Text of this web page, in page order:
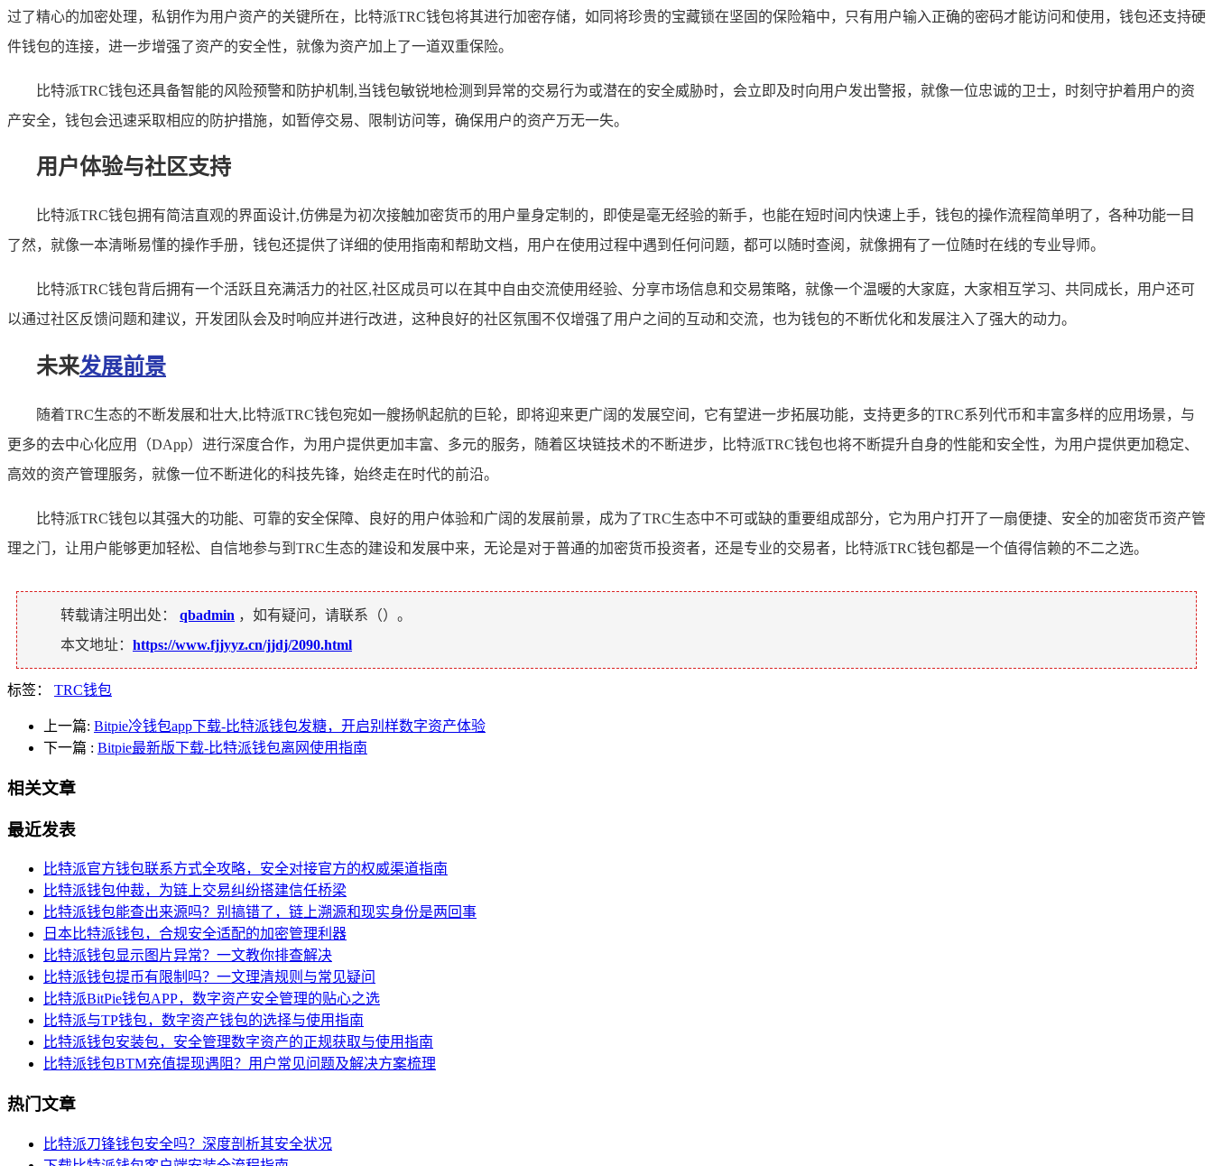
过了精心的加密处理，私钥作为用户资产的关键所在，比特派TRC钱包将其进行加密存储，如同将珍贵的宝藏锁在坚固的保险箱中，只有用户输入正确的密码才能访问和使用，钱包还支持硬
件钱包的连接，进一步增强了资产的安全性，就像为资产加上了一道双重保险。
比特派TRC钱包还具备智能的风险预警和防护机制,当钱包敏锐地检测到异常的交易行为或潜在的安全威胁时，会立即及时向用户发出警报，就像一位忠诚的卫士，时刻守护着用户的资
产安全，钱包会迅速采取相应的防护措施，如暂停交易、限制访问等，确保用户的资产万无一失。
用户体验与社区支持
比特派TRC钱包拥有简洁直观的界面设计,仿佛是为初次接触加密货币的用户量身定制的，即使是毫无经验的新手，也能在短时间内快速上手，钱包的操作流程简单明了，各种功能一目
了然，就像一本清晰易懂的操作手册，钱包还提供了详细的使用指南和帮助文档，用户在使用过程中遇到任何问题，都可以随时查阅，就像拥有了一位随时在线的专业导师。
比特派TRC钱包背后拥有一个活跃且充满活力的社区,社区成员可以在其中自由交流使用经验、分享市场信息和交易策略，就像一个温暖的大家庭，大家相互学习、共同成长，用户还可
以通过社区反馈问题和建议，开发团队会及时响应并进行改进，这种良好的社区氛围不仅增强了用户之间的互动和交流，也为钱包的不断优化和发展注入了强大的动力。
未来发展前景
随着TRC生态的不断发展和壮大,比特派TRC钱包宛如一艘扬帆起航的巨轮，即将迎来更广阔的发展空间，它有望进一步拓展功能，支持更多的TRC系列代币和丰富多样的应用场景，与
更多的去中心化应用（DApp）进行深度合作，为用户提供更加丰富、多元的服务，随着区块链技术的不断进步，比特派TRC钱包也将不断提升自身的性能和安全性，为用户提供更加稳定、
高效的资产管理服务，就像一位不断进化的科技先锋，始终走在时代的前沿。
比特派TRC钱包以其强大的功能、可靠的安全保障、良好的用户体验和广阔的发展前景，成为了TRC生态中不可或缺的重要组成部分，它为用户打开了一扇便捷、安全的加密货币资产管
理之门，让用户能够更加轻松、自信地参与到TRC生态的建设和发展中来，无论是对于普通的加密货币投资者，还是专业的交易者，比特派TRC钱包都是一个值得信赖的不二之选。
转载请注明出处： qbadmin ，如有疑问，请联系（）。
本文地址： https://www.fjjyyz.cn/jjdj/2090.html
标签： TRC钱包
上一篇: Bitpie冷钱包app下载-比特派钱包发糖，开启别样数字资产体验
下一篇 : Bitpie最新版下载-比特派钱包离网使用指南
相关文章
最近发表
比特派官方钱包联系方式全攻略，安全对接官方的权威渠道指南
比特派钱包仲裁，为链上交易纠纷搭建信任桥梁
比特派钱包能查出来源吗？别搞错了，链上溯源和现实身份是两回事
日本比特派钱包，合规安全适配的加密管理利器
比特派钱包显示图片异常？一文教你排查解决
比特派钱包提币有限制吗？一文理清规则与常见疑问
比特派BitPie钱包APP，数字资产安全管理的贴心之选
比特派与TP钱包，数字资产钱包的选择与使用指南
比特派钱包安装包，安全管理数字资产的正规获取与使用指南
比特派钱包BTM充值提现遇阻？用户常见问题及解决方案梳理
热门文章
比特派刀锋钱包安全吗？深度剖析其安全状况